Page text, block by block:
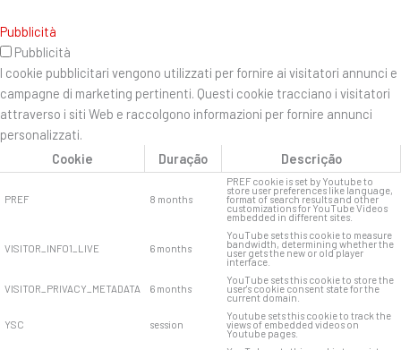
Pubblicità
Pubblicità
I cookie pubblicitari vengono utilizzati per fornire ai visitatori annunci e
campagne di marketing pertinenti. Questi cookie tracciano i visitatori
attraverso i siti Web e raccolgono informazioni per fornire annunci
personalizzati.
Cookie
Duração Descrição
PREF 8 months
PREF cookie is set by Youtube to
store user preferences like language,
format of search results and other
customizations for YouTube Videos
embedded in different sites.
VISITOR_INFO1_LIVE 6 months
YouTube sets this cookie to measure
bandwidth, determining whether the
user gets the new or old player
interface.
VISITOR_PRIVACY_METADATA 6 months
YouTube sets this cookie to store the
user's cookie consent state for the
current domain.
YSC session
Youtube sets this cookie to track the
views of embedded videos on
Youtube pages.